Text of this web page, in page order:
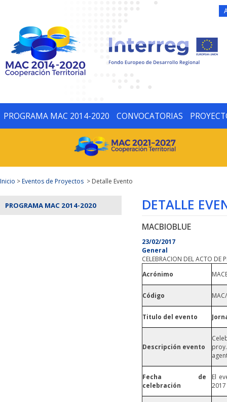
PROGRAMA MAC 2014-2020 CONVOCATORIAS
Inicio >Eventos de Proyectos > Detalle Evento
PROGRAMA MAC 2014-2020 DETALLE
MACBIOBLUE
23/02/2017
General
CELEBRACION DEL ACTO DE
Acrónimo
Código
Titulo del evento
Descripción evento
Fecha de
celebración
El
2017